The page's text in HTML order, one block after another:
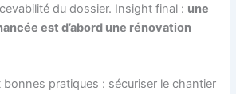
du dossier. Insight final : une
est d’abord une rénovation
bonnes pratiques : sécuriser le chantier